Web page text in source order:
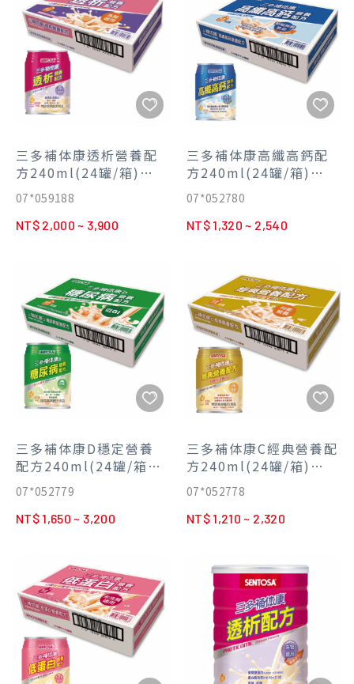
含殺蟲劑、不含DEET(敵避)
三多補体康透析營養配
方240ml(24罐/箱)
【任2箱折100】
07*059188
NT$ 2,000 ~ 3,900
三多補体康高纖高鈣配
方240ml(24罐/箱)
【任2箱折100】
07*052780
NT$ 1,320 ~ 2,540
三多補体康D穩定營養
配方240ml(24罐/箱)
【任2箱折100】
07*052779
NT$ 1,650 ~ 3,200
三多補体康C經典營養配
方240ml(24罐/箱)
【買2箱折100】
07*052778
NT$ 1,210 ~ 2,320